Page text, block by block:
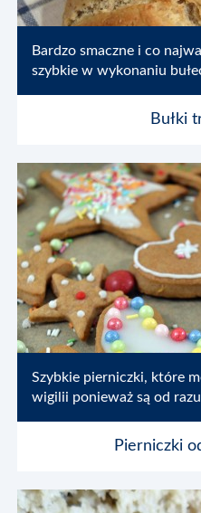
Bardzo smaczne i co
szybkie w wykonaniu
Bułki
Szybkie pierniczki, które
wigilii ponieważ są od
Pierniczki